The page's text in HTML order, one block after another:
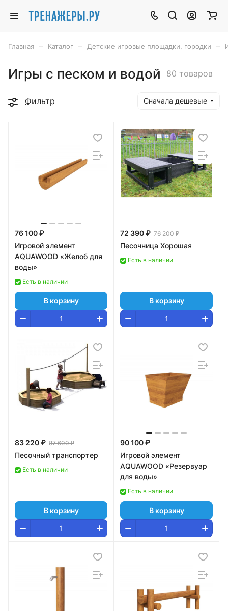
Главная Каталог Детские игровые площадки, городки
Игры с песком и водой 80 товаров
Фильтр Сначала дешевые
76 100 ₽
Игровой элемент
AQUAWOOD «Желоб для
воды»
Есть в наличии
В корзину
72 390 ₽ 76 200 ₽
Песочница Хорошая
Есть в наличии
В корзину
83 220 ₽ 87 600 ₽
Песочный транспортер
Есть в наличии
В корзину
90 100 ₽
Игровой элемент
AQUAWOOD «Резервуар
для воды»
Есть в наличии
В корзину